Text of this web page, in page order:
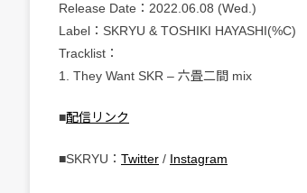
Release Date：2022.06.08 (Wed.)
Label：SKRYU & TOSHIKI HAYASHI(%C)
Tracklist：
1. They Want SKR – 六畳二間 mix
■配信リンク
■SKRYU： Twitter / Instagram